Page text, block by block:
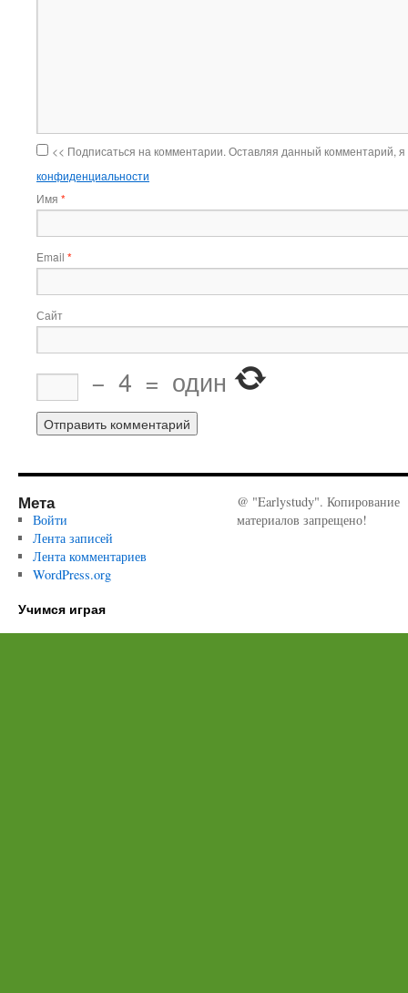
<< Подписаться на комментарии. Оставляя данный комментарий,
конфиденциальности
Имя *
Email *
Сайт
− 4 = один
Мета
Войти
Лента записей
Лента комментариев
WordPress.org
@ "Earlystudy". Копирование
материалов запрещено!
Учимся играя